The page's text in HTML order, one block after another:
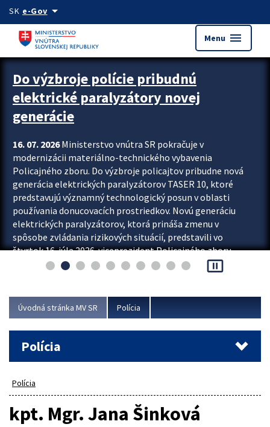
Preskocit na hlavný obsah
SK e-Govarrow_drop_down
Menu menu
Zastavit automatický posun upútavok
Do výzbroje polície pribudnú
elektrické paralyzátory novej
generácie
16. 07. 2026Ministerstvo vnútra SR pokračuje v
modernizácii materiálno-technického vybavenia
Policajného zboru. Do výzbroje policajtov pribudne nová
generácia elektrických paralyzátorov TASER 10, ktoré
predstavujú významný technologický posun v oblasti
používania donucovacích prostriedkov. Novú generáciu
elektrických paralyzátorov, ktorá prináša zmenu v
spôsobe zvládania rizikových situácií, predstavili vo
štvrtok 16. júla 2026 viceprezident Policajného zboru
Rastislav Polakovič a riaditeľ odboru výcviku...
pause_presentation
Úvodná stránka MV SR Polícia
Polícia
Polícia
kpt. Mgr. Jana Šinková